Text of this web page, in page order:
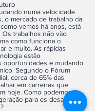
numa velocidade
o mercado de trabalho da
vemos há anos, está
Os trabalhos não vão
como funciona o
e muito. As rápidas
estão
oportunidades e mudando
Segundo o Fórum
cerca de 65% das
em carreiras que
hoje. Como podemos
para os desafios